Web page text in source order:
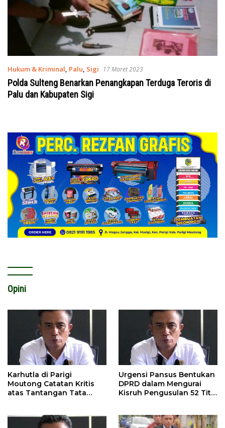
Hukum & Kriminal, Palu, Sigi 17 Maret 2023
Polda Sulteng Benarkan Penangkapan Terduga Teroris di
Palu dan Kabupaten Sigi
Opini
Karhutla di Parigi
Moutong Catatan Kritis
atas Tantangan Tata
Urgensi Pansus Bentukan
DPRD dalam Mengurai
Kisruh Pengusulan 52 Titik